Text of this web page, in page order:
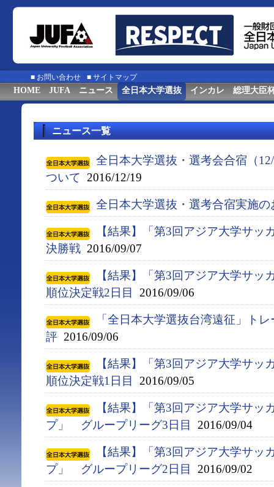
■ お問い合わせ ■ サイトマップ
HOME JUFA ニュース 全日本大学選抜 インカレ 総理大臣
ニュース一覧
全日本大学選抜・選考会合宿（
ついて 2016/12/19
全日本大学選抜・選考合宿実施の
【結果】「第3回アジア大学サッ
決勝戦 2016/09/07
【結果】「第3回アジア大学サッ
順位決定戦2日目
2016/09/06
「全日本大学選抜台湾遠征」ト
評 2016/09/06
【結果】「第3回アジア大学サッ
順位決定戦1日目
2016/09/05
【結果】「第3回アジア大学サッ
プ」 グループリーグ3日目
2016/09/04
【結果】「第3回アジア大学サッ
プ」 グループリーグ2日目
2016/09/02